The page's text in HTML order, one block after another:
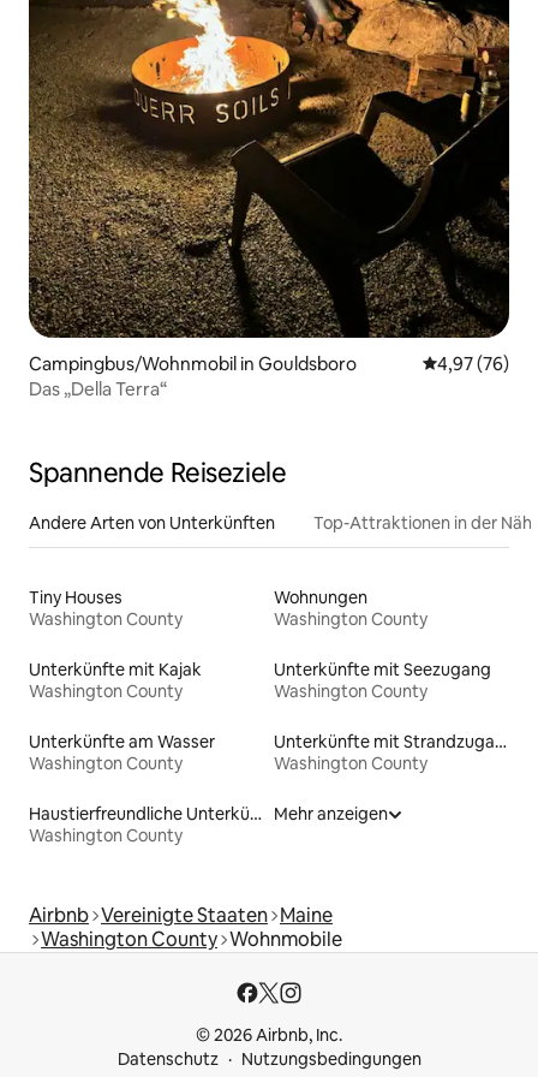
Campingbus/Wohnmobil in Gouldsboro
4,97 (76)
Das „Della Terra“
Spannende Reiseziele
Andere Arten von Unterkünften Top-Attraktionen in der
Tiny Houses
Washington County
Wohnungen
Washington County
Unterkünfte mit Kajak
Washington County
Unterkünfte mit Seezugang
Washington County
Unterkünfte am Wasser
Washington County
Unterkünfte mit Strandzugang
Washington County
Haustierfreundliche Unterkünfte
Washington County
Mehr anzeigen
Airbnb Vereinigte Staaten Maine
Washington County Wohnmobile
© 2026 Airbnb, Inc.
Datenschutz
Nutzungsbedingungen